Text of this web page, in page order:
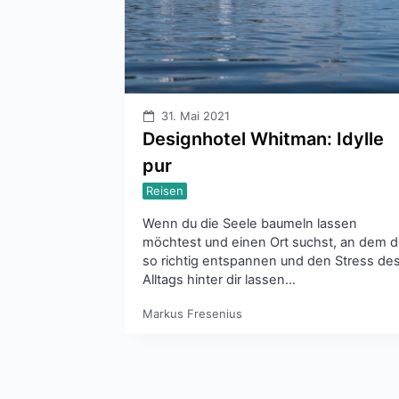
31. Mai 2021
Designhotel Whitman: Idylle
pur
Reisen
Wenn du die Seele baumeln lassen
möchtest und einen Ort suchst, an dem
so richtig entspannen und den Stress
Alltags hinter dir lassen…
Markus Fresenius